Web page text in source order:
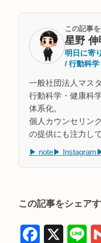
この記事
星野 伸
明日に寄
/ 行動科
一般社団法人マス
行動科学・健康科
体系化。
個人カウンセリン
の提供にも注力して
▶ note▶ Instagram
この記事をシェア